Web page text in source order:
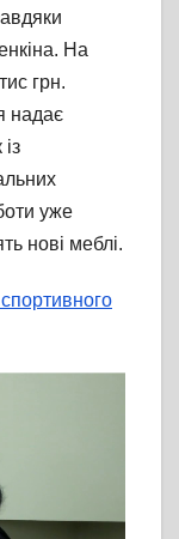
На
грн.
надає
уже
нові меблі.